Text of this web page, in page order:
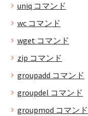
uniq コマンド
wc コマンド
wget コマンド
zip コマンド
groupadd コマンド
groupdel コマンド
groupmod コマンド